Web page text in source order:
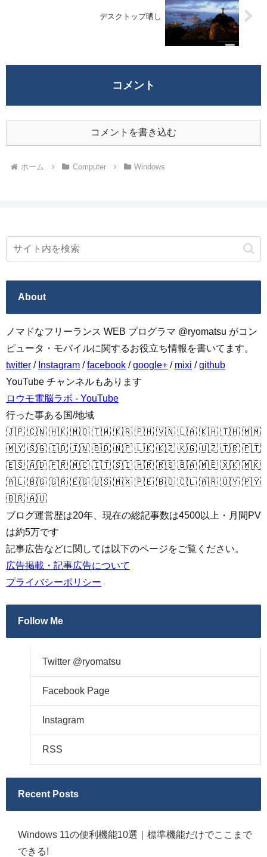
デスクトップ晒し
コメント
コメントを書き込む
ホーム Computer Windows
About
ノマドなフリーランス WEB プログラマ @ryomatsu がコン
ピュータ・モバイルに関するお役立ち情報を書いてます。
twitter / Instagram /facebook /google+ / mixi /github
YouTube チャンネルもあります
ロウモ電脳ラボ - YouTube
行った事ある国/地域
🇯🇵 🇨🇳 🇭🇰 🇲🇴 🇹🇼 🇰🇷 🇵🇭 🇻🇳 🇱🇦 🇰🇭 🇹🇭 🇲🇲
🇲🇾 🇸🇬 🇮🇩 🇮🇳 🇧🇩 🇳🇵 🇱🇰 🇰🇿 🇰🇬 🇺🇿 🇹🇷 🇵🇹
🇪🇸 🇦🇩 🇫🇷 🇲🇨 🇮🇹 🇸🇮 🇭🇷 🇷🇸 🇧🇦 🇲🇪 🇽🇰 🇲🇰
🇦🇱 🇧🇬 🇬🇷 🇪🇬 🇺🇸 🇲🇽 🇵🇪 🇧🇴 🇨🇱 🇦🇷 🇺🇾 🇵🇾
🇧🇷 🇦🇺
ブログ運営歴は20年、現在の総記事数は4500以上・月間PV
は約5万です
記事広告などに関しては以下のページをご覧ください。
広告掲載・記事広告について
プライバシーポリシー
Follow Me
Twitter @ryomatsu
Facebook Page
Instagram
RSS
Recent Posts
Windows 11の便利機能10選｜標準機能だけでここまで
できる!